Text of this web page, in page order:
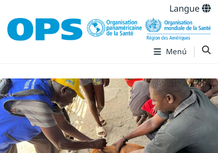
Langue
Menú